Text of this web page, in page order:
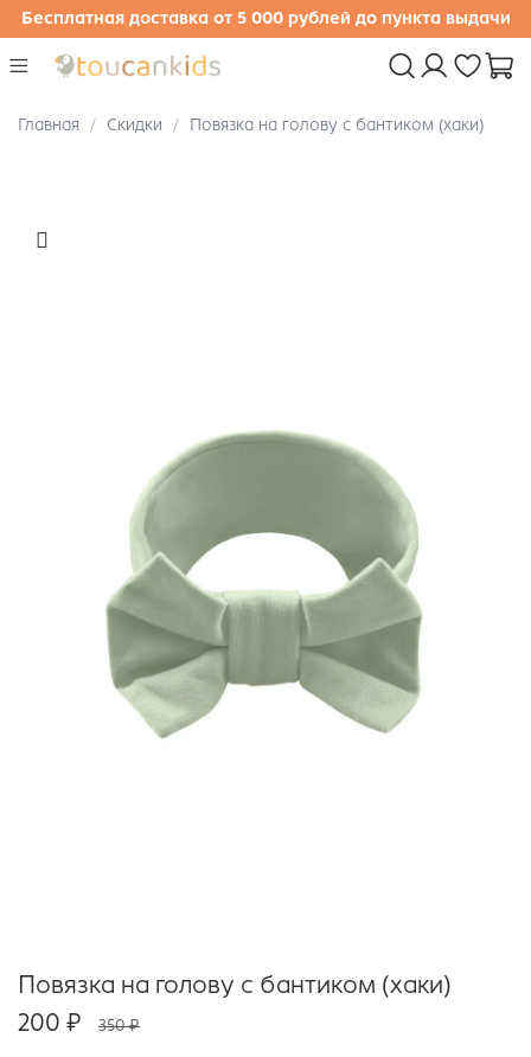
Бесплатная доставка от 5 000 рублей до пункта выдачи
Главная Скидки Повязка на голову с бантиком (хаки)
Повязка на голову с бантиком (хаки)
200 ₽
350 ₽